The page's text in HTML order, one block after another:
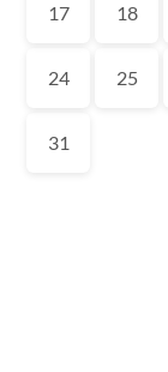
17 18
24 25
31